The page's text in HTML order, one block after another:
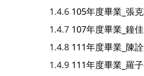
105年度畢業_張
107年度畢業_鐘
111年度畢業_陳
111年度畢業_羅